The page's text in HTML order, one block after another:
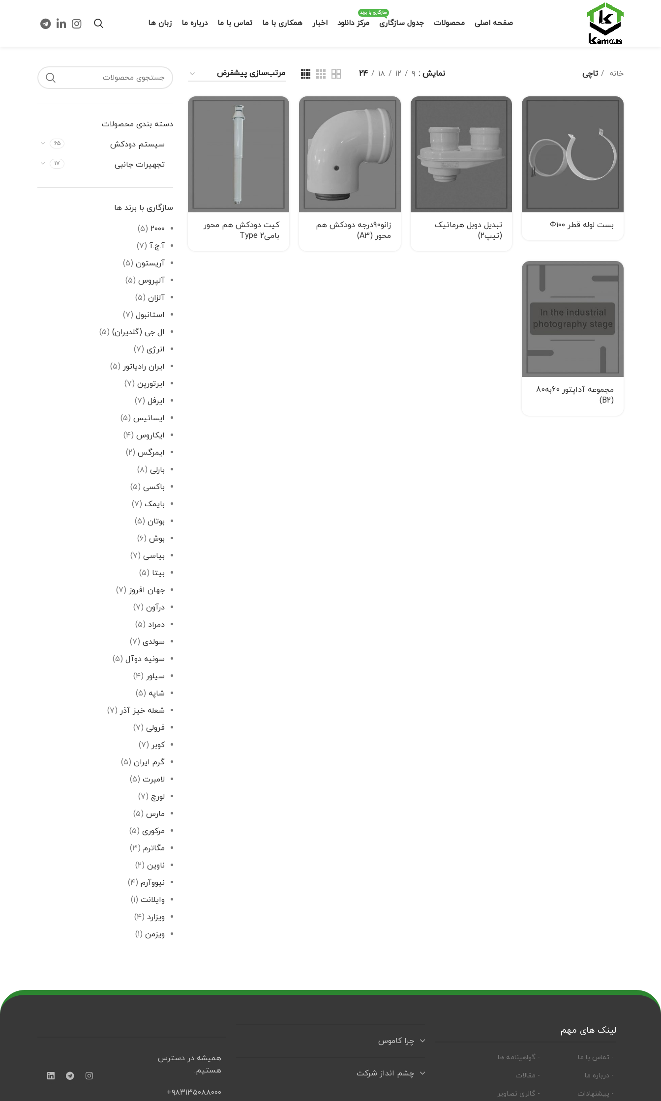
صفحه اصلی محصولات جدول سازگاری
سازگاری با برند
مرکز دانلود اخبار همکاری با ما تماس با ما درباره ما زبان ها
دسته‌ بندی محصولات
سیستم دودکش
۶۵
تجهیرات جانبی ۱۷
سازگاری با برند ها
۲۰۰۰ (۵)
آ.ج.آ (۷)
آریستون (۵)
آلپروس (۵)
آلزان (۵)
استانبول (۷)
ال جی (گلدیران) (۵)
انرژی (۷)
ایران رادیاتور (۵)
ایرتورپن (۷)
ایرفل (۷)
ایساتیس (۵)
ایکاروس (۴)
ایمرگس (۲)
بارلی (۸)
باکسی (۵)
بایمک (۷)
بوتان (۵)
بوش (۶)
بیاسی (۷)
بیتا (۵)
جهان افروز (۷)
درآون (۷)
دمراد (۵)
سولدی (۷)
سونیه دوآل (۵)
سیلور (۴)
شاپه (۵)
شعله خیز آذر (۷)
فرولی (۷)
کوبر (۷)
گرم ایران (۵)
لامبرت (۵)
لورچ (۷)
مارس (۵)
مرکوری (۵)
مگاترم (۳)
ناوین (۲)
نیووآرم (۴)
وایلانت (۱)
ویزارد (۴)
ویزمن (۱)
خانه تاچی نمایش ۹ ۱۲ ۱۸ ۲۴
بست لوله قطر Φ۱۰۰
تبدیل دوبل هرماتیک
(تیپ۲)
زانو90درجه دودکش هم
محور (A3)
کیت دودکش هم محور
بامیType 2
مجموعه آداپتور 60به80
(B2)
لینک های مهم
- تماس با ما
- درباره ما
- پیشنهادات
- گواهینامه ها
- مقالات
- گالری تصاویر
چرا کاموس
چشم انداز شرکت
همیشه در دسترس
هستیم.
۹۸۳۱۳۵۰۸۸۰۰۰+